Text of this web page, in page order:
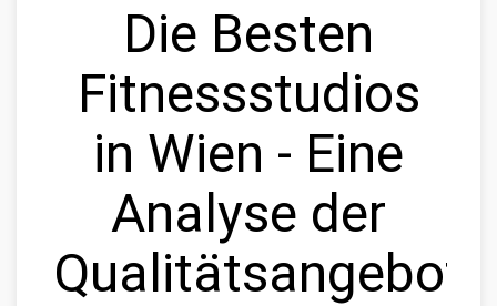
Die Besten
Fitnessstudios
in Wien - Eine
Analyse der
Qualitätsangebote